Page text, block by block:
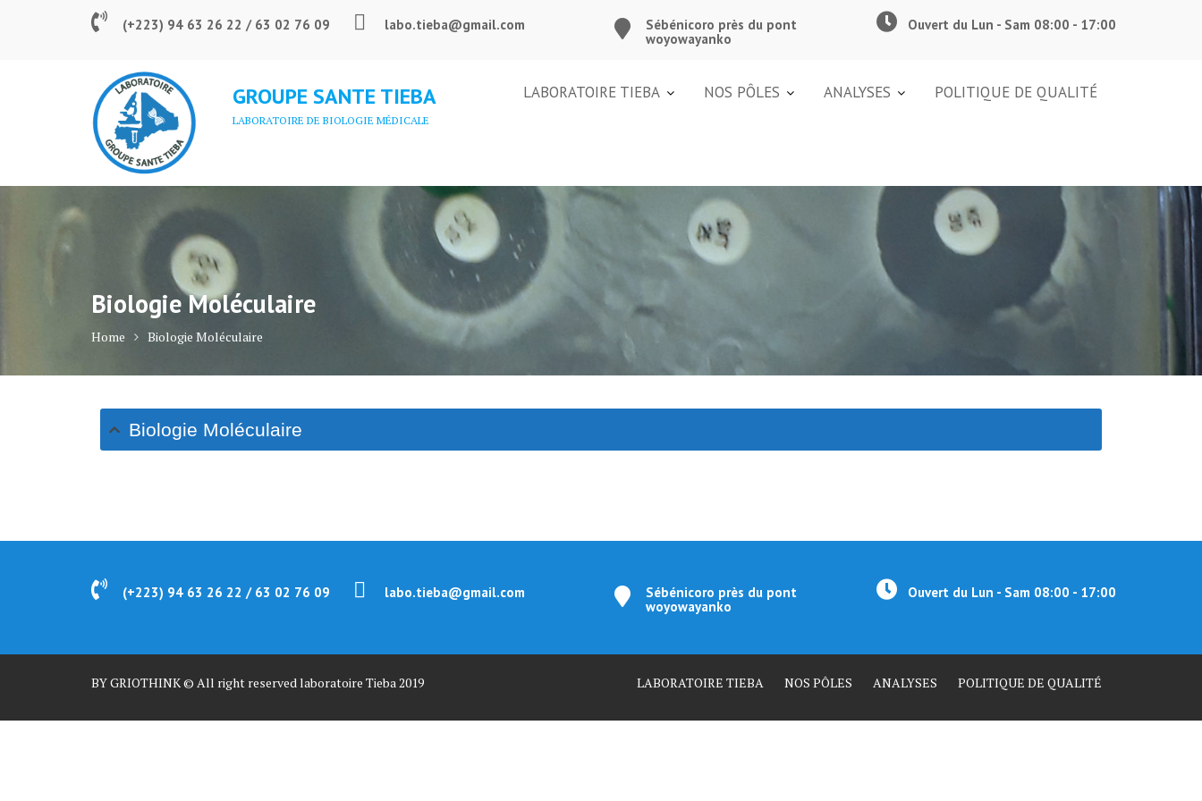
(+223) 94 63 26 22 / 63 02 76 09 labo.tieba@gmail.com
Sébénicoro près du pont
woyowayanko
Ouvert du Lun - Sam 08:00 - 17:00
GROUPE SANTE TIEBA
LABORATOIRE DE BIOLOGIE MÉDICALE
LABORATOIRE TIEBA NOS PÔLES ANALYSES POLITIQUE DE QUALITÉ
Biologie Moléculaire
Home Biologie Moléculaire
Biologie Moléculaire
(+223) 94 63 26 22 / 63 02 76 09 labo.tieba@gmail.com
Sébénicoro près du pont
woyowayanko
Ouvert du Lun - Sam 08:00 - 17:00
BY GRIOTHINK © All right reserved laboratoire Tieba 2019 LABORATOIRE TIEBA NOS PÔLES ANALYSES POLITIQUE DE QUALITÉ